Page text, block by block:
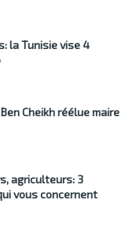
la Tunisie vise 4
Cheikh réélue maire
agriculteurs: 3
vous concernent